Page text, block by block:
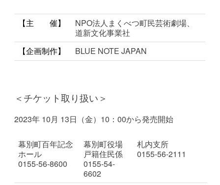
【主 催】
NPO法人まくべつ町民芸術劇場、
道新文化事業社
【企画制作】
BLUE NOTE JAPAN
＜チケット取り扱い＞
2023年 10月 13日（金）10：00から発売開始
幕別町百年記念
ホール
0155-56-8600
幕別町役場
戸籍住民係
0155-54-
6602
札内支所
0155-56-2111